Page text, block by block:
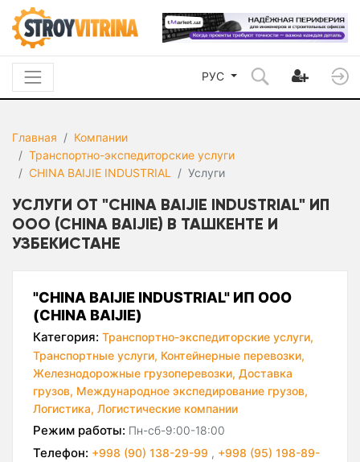
РУС
Главная
Компании
Транспортно-экспедиторские услуги
CHINA BAIJIE INDUSTRIAL
Услуги
УСЛУГИ ОТ "CHINA BAIJIE INDUSTRIAL" ИП
ООО (CHINA BAIJIE) В ТАШКЕНТЕ И
УЗБЕКИСТАНЕ
"CHINA BAIJIE INDUSTRIAL" ИП ООО
(CHINA BAIJIE)
Категория: Транспортно-экспедиторские услуги,
Транспортные услуги, Контейнерные перевозки,
Железнодорожные грузоперевозки, Доставка
грузов, Международное экспедирование грузов,
Логистика, Логистические компании
Режим работы: Пн-сб-9:00-18:00
Телефон: +998 (90) 138-29-99 , +998 (95) 198-89-